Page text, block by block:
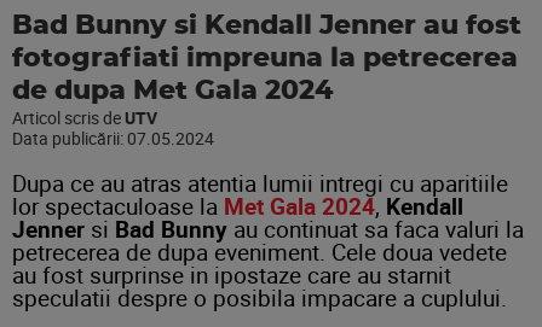
Bad Bunny si Kendall Jenner au fost
fotografiati impreuna la petrecerea
de dupa Met Gala 2024
Articol scris de UTV
Data publicării: 07.05.2024
Dupa ce au atras atentia lumii intregi cu aparitiile
lor spectaculoase la Met Gala 2024, Kendall
Jenner si Bad Bunny au continuat sa faca valuri la
petrecerea de dupa eveniment. Cele doua vedete
au fost surprinse in ipostaze care au starnit
speculatii despre o posibila impacare a cuplului.